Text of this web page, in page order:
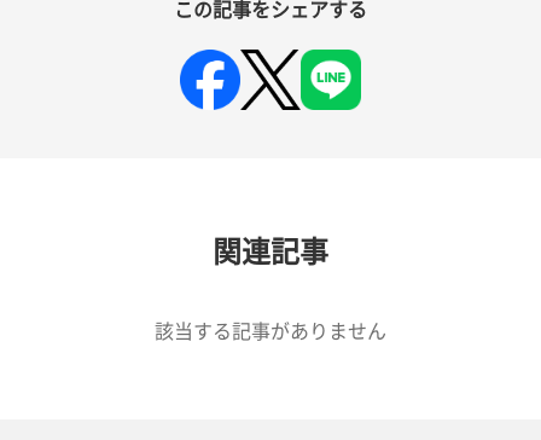
この記事をシェアする
関連記事
該当する記事がありません